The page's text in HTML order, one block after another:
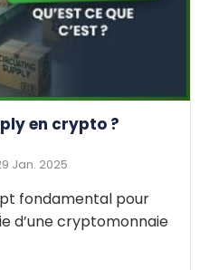
en crypto ?
Jan. 2025
fondamental pour
d’une cryptomonnaie